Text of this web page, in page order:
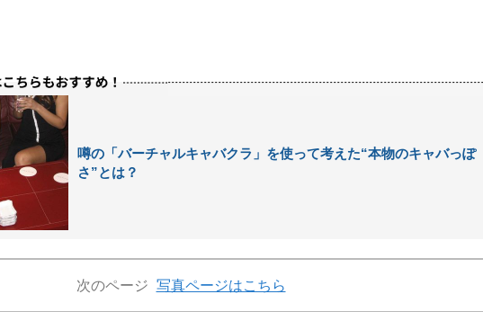
噂の「バーチャルキャバクラ」を使って考えた“本物のキャバっぽ
さ”とは？
次のページ 写真ページはこちら